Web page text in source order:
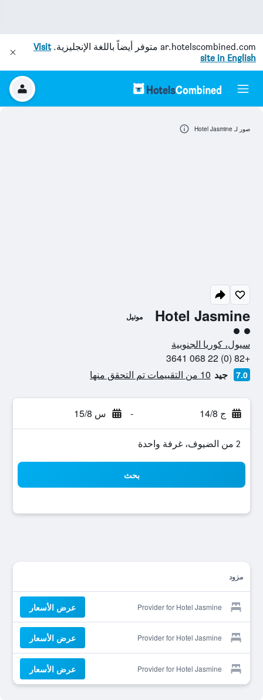
ar.hotelscombined.com متوفر أيضاً باللغة الإنجليزية.Visit
site in English
Hotel Jasmine موتيل
تقييم فئة 2
سيول، كوريا الجنوبية
+82 (0) 22 068 3641
7.0 جيد 10 من التقييمات تم التحقق منها
ج 14/8 - س 15/8
2 من الضيوف، غرفة واحدة
بحث
مزود
Provider for Hotel Jasmine عرض الأسعار
Provider for Hotel Jasmine عرض الأسعار
Provider for Hotel Jasmine عرض الأسعار
صور لـ Hotel Jasmine